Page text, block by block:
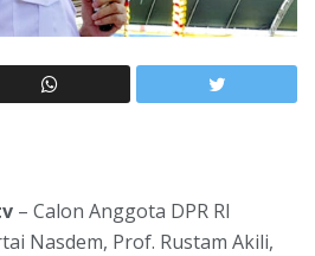
– Calon Anggota DPR RI
Nasdem, Prof. Rustam Akili,